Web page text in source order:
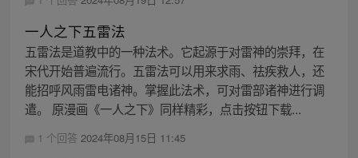
一人之下五雷法
五雷法是道教中的一种法术。它起源于对雷神的崇拜，在
宋代开始普遍流行。五雷法可以用来求雨、祛疾救人，还
能招呼风雨雷电诸神。掌握此法术，可对雷部诸神进行调
遣。 原漫画《一人之下》同样精彩，点击按钮下载...
1 个回答 2024年08月15日 11:45